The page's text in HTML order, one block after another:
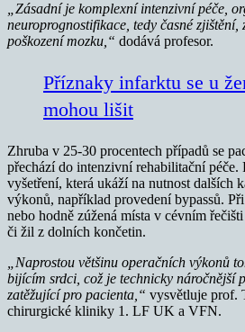
„Zásadní je komplexní intenzivní péče,
neuroprognostifikace, tedy časné zjištění,
poškození mozku,“ dodává profesor.
Příznaky infarktu se u
mohou lišit
Zhruba v 25-30 procentech případů se
přechází do intenzivní rehabilitační péče.
vyšetření, která ukáží na nutnost dalších
výkonů, například provedení bypassů.
nebo hodně zúžená místa v cévním
či žil z dolních končetin.
„Naprostou většinu operačních výkonů
bijícím srdci, což je technicky náročnější
zatěžující pro pacienta,“ vysvětluje prof.
chirurgické kliniky 1. LF UK a VFN.